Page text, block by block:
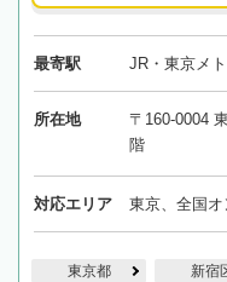
最寄駅 JR・東京メ
所在地
〒160-0004
階
対応エリア 東京、全国
東京都 新宿